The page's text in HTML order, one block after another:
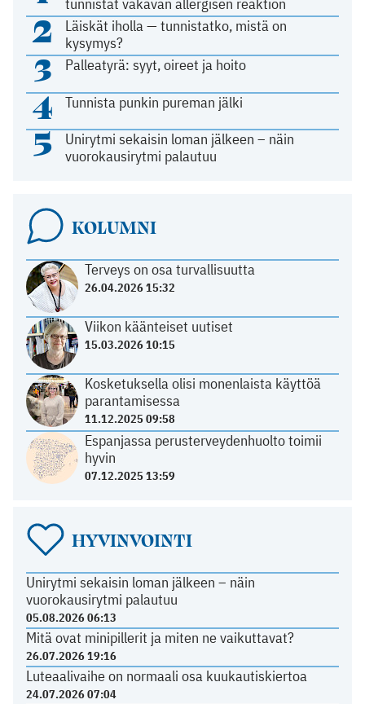
2
Läiskät iholla — tunnistatko, mistä on
kysymys?
3 Palleatyrä: syyt, oireet ja hoito
4 Tunnista punkin pureman jälki
5
Unirytmi sekaisin loman jälkeen – näin
vuorokausirytmi palautuu
KOLUMNI
Terveys on osa turvallisuutta
26.04.2026 15:32
Viikon käänteiset uutiset
15.03.2026 10:15
Kosketuksella olisi monenlaista käyttöä
parantamisessa
11.12.2025 09:58
Espanjassa perusterveydenhuolto toimii
hyvin
07.12.2025 13:59
HYVINVOINTI
Unirytmi sekaisin loman jälkeen – näin
vuorokausirytmi palautuu
05.08.2026 06:13
Mitä ovat minipillerit ja miten ne vaikuttavat?
26.07.2026 19:16
Luteaalivaihe on normaali osa kuukautiskiertoa
24.07.2026 07:04